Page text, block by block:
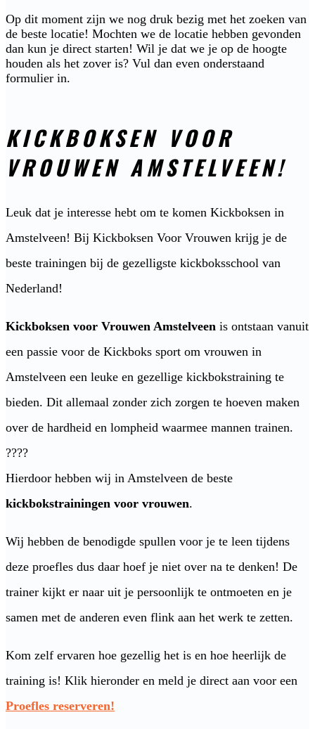
Op dit moment zijn we nog druk bezig met het zoeken van
de beste locatie! Mochten we de locatie hebben gevonden
dan kun je direct starten! Wil je dat we je op de hoogte
houden als het zover is? Vul dan even onderstaand
formulier in.
KICKBOKSEN VOOR
VROUWEN AMSTELVEEN!
Leuk dat je interesse hebt om te komen Kickboksen in
Amstelveen! Bij Kickboksen Voor Vrouwen krijg je de
beste trainingen bij de gezelligste kickboksschool van
Nederland!
Kickboksen voor Vrouwen Amstelveen is ontstaan vanuit
een passie voor de Kickboks sport om vrouwen in
Amstelveen een leuke en gezellige kickbokstraining te
bieden. Dit allemaal zonder zich zorgen te hoeven maken
over de hardheid en lompheid waarmee mannen trainen.
????
Hierdoor hebben wij in Amstelveen de beste
kickbokstrainingen voor vrouwen.
Wij hebben de benodigde spullen voor je te leen tijdens
deze proefles dus daar hoef je niet over na te denken! De
trainer kijkt er naar uit je persoonlijk te ontmoeten en je
samen met de anderen even flink aan het werk te zetten.
Kom zelf ervaren hoe gezellig het is en hoe heerlijk de
training is! Klik hieronder en meld je direct aan voor een
Proefles reserveren!